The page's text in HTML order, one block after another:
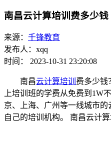
南昌云计算培训费多少钱
来源： 千锋教育
发布人：xqq
时间： 2023-10-31 23:20:08
南昌云计算培训 费多少钱
上培训班的学费从免费到1W
京、上海、广州等一线城市
自己的培训机构。 南昌云计